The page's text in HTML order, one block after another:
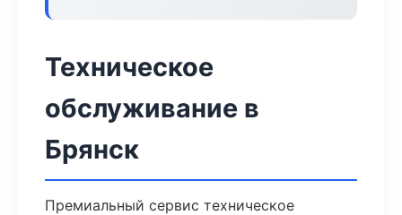
Техническое
обслуживание в
Брянск
Премиальный сервис техническое